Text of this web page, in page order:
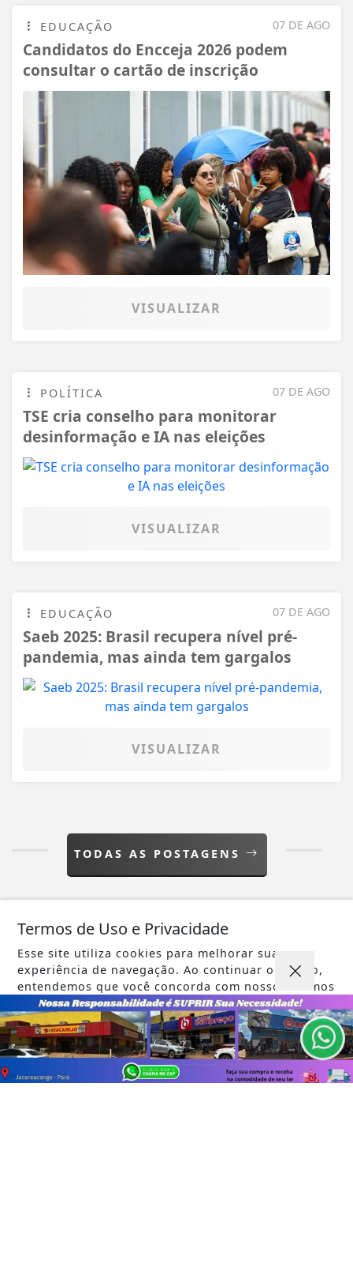
07 DE AGO
EDUCAÇÃO
Candidatos do Encceja 2026 podem
consultar o cartão de inscrição
VISUALIZAR
07 DE AGO
POLÍTICA
TSE cria conselho para monitorar
desinformação e IA nas eleições
VISUALIZAR
07 DE AGO
EDUCAÇÃO
Saeb 2025: Brasil recupera nível pré-
pandemia, mas ainda tem gargalos
VISUALIZAR
TODAS AS POSTAGENS
Não possui uma conta?
Você pode ler matérias exclusivas, anunciar
classificados e muito mais!
ASSINE AGORA
Termos de Uso e Privacidade
Esse site utiliza cookies para melhorar sua
experiência de navegação. Ao continuar o acesso,
entendemos que você concorda com nossos Termos
de Uso e Privacidade.
PARA MAIS INFORMAÇÕES,ACESSE NOSSOS TERMOS
CLICANDO AQUI
PROSSEGUIR